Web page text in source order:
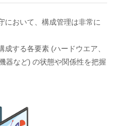
において、構成管理は非常に
する各要素 (ハードウエア、
器など) の状態や関係性を把握